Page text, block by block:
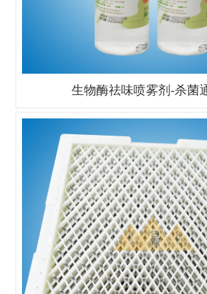
生物酶祛味喷雾剂-杀菌